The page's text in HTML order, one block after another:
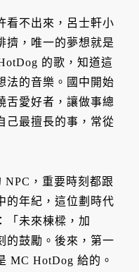
看不出來，呂士軒小
擠，唯一的夢想就是
的歌，知道這
法的音樂。國中開始
舌愛好者，讓做事總
己最擅長的事，常從
，重要時刻都跟
的年紀，這位劃時代
「未來棟樑，加
的鼓勵。後來，第一
MC HotDog 給的。